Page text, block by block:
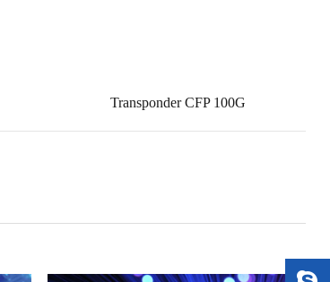
Transponder CFP 100G